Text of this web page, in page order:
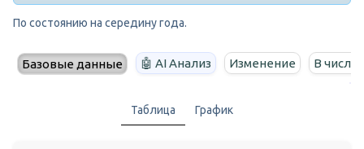
По состоянию на середину года.
Базовые данные 🤖 AI Анализ Изменение В
Таблица График